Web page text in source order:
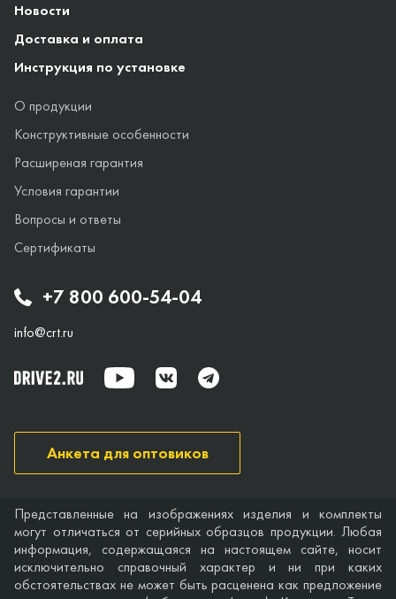
+7 800 600-54-04
info@crt.ru
Новости
Доставка и оплата
Инструкция по установке
О продукции
Конструктивные особенности
Расширеная гарантия
Условия гарантии
Вопросы и ответы
Сертификаты
Анкета для оптовиков
Представленные на изображениях изделия и комплекты
могут отличаться от серийных образцов продукции. Любая
информация, содержащаяся на настоящем сайте, носит
исключительно справочный характер и ни при каких
обстоятельствах не может быть расценена как предложение